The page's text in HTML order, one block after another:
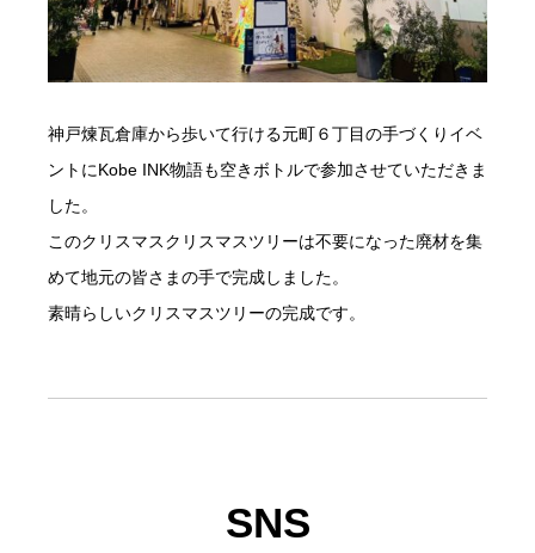
神戸煉瓦倉庫から歩いて行ける元町６丁目の手づくりイベ
ントにKobe INK物語も空きボトルで参加させていただきま
した。
このクリスマスクリスマスツリーは不要になった廃材を集
めて地元の皆さまの手で完成しました。
素晴らしいクリスマスツリーの完成です。
SNS